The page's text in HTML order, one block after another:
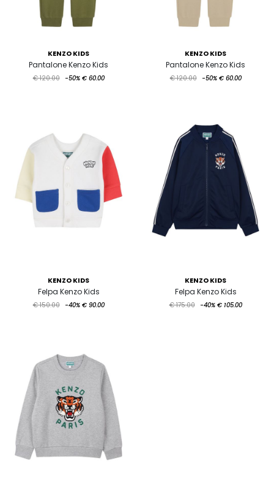
KENZO KIDS
Pantalone Kenzo Kids
€ 120.00 -50% € 60.00
KENZO KIDS
Pantalone Kenzo Kids
€ 120.00 -50% € 60.00
KENZO KIDS
Felpa Kenzo Kids
€ 150.00 -40% € 90.00
KENZO KIDS
Felpa Kenzo Kids
€ 175.00 -40% € 105.00